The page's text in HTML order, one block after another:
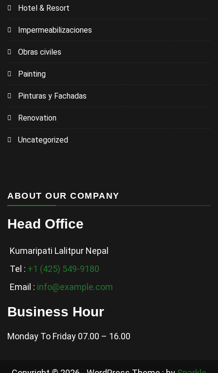
Hotel & Resort
Impermeabilizaciones
Obras civiles
Painting
Pinturas y Fachadas
Renovation
Uncategorized
ABOUT OUR COMPANY
Head Office
Kumaripati Lalitpur Nepal
Tel : +1 (425) 549-9180
Email : info@example.com
Business Hour
Monday To Friday 07.00 – 16.00